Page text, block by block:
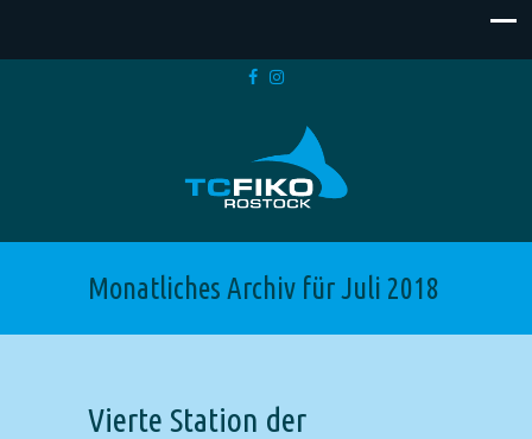
Monatliches Archiv für Juli 2018
Vierte Station der